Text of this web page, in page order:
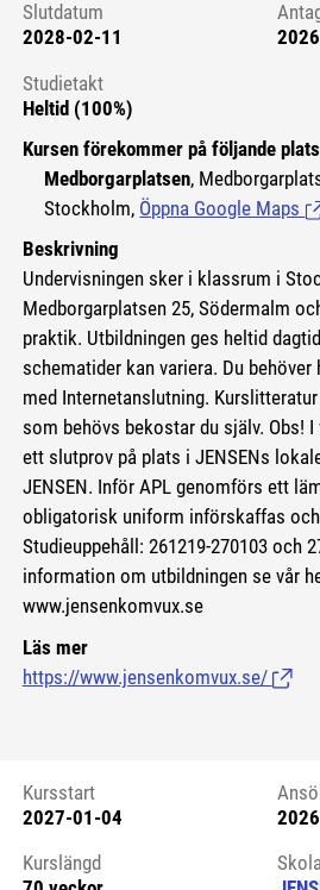
Slutdatum
2028-02-11
Studietakt
Heltid (100%)
Kursen förekommer på följande
Medborgarplatsen,
Stockholm, Öppna Google Maps
Beskrivning
Undervisningen sker i klassrum i
Medborgarplatsen 25, Södermalm
praktik. Utbildningen ges heltid
schematider kan variera. Du
med Internetanslutning.
som behövs bekostar du själv. Obs!
ett slutprov på plats i JENSENs
JENSEN. Inför APL genomförs ett
obligatorisk uniform införskaffas
Studieuppehåll: 261219-270103 och
information om utbildningen se vår
www.jensenkomvux.se
Läs mer
https://www.jensenkomvux.se/ (Länk
Kursstart 6299228
Kursstart
2027-01-04
Kurslängd
Skola